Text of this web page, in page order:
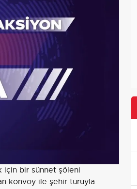
için bir sünnet şöleni
konvoy ile şehir turuyla